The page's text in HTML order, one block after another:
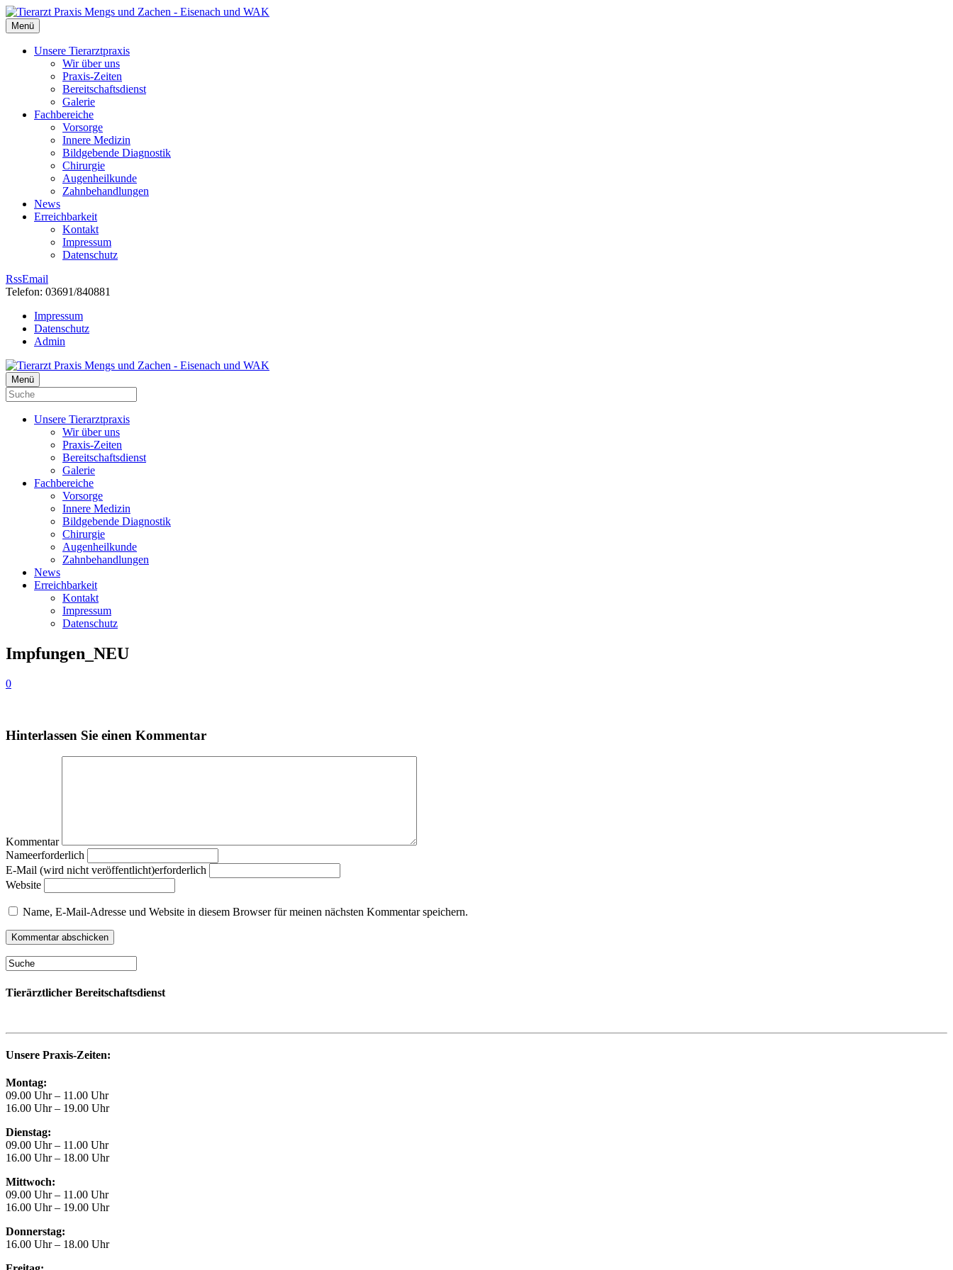
Menü
Unsere Tierarztpraxis
Wir über uns
Praxis-Zeiten
Bereitschaftsdienst
Galerie
Fachbereiche
Vorsorge
Innere Medizin
Bildgebende Diagnostik
Chirurgie
Augenheilkunde
Zahnbehandlungen
News
Erreichbarkeit
Kontakt
Impressum
Datenschutz
RssEmail
Telefon: 03691/840881
Impressum
Datenschutz
Admin
Menü
Unsere Tierarztpraxis
Wir über uns
Praxis-Zeiten
Bereitschaftsdienst
Galerie
Fachbereiche
Vorsorge
Innere Medizin
Bildgebende Diagnostik
Chirurgie
Augenheilkunde
Zahnbehandlungen
News
Erreichbarkeit
Kontakt
Impressum
Datenschutz
Impfungen_NEU
0
Hinterlassen Sie einen Kommentar
Kommentar
Nameerforderlich
E-Mail (wird nicht veröffentlicht)erforderlich
Website
Name, E-Mail-Adresse und Website in diesem Browser für meinen nächsten Kommentar speichern.
Tierärztlicher Bereitschaftsdienst
Unsere Praxis-Zeiten:
Montag:
09.00 Uhr – 11.00 Uhr
16.00 Uhr – 19.00 Uhr
Dienstag:
09.00 Uhr – 11.00 Uhr
16.00 Uhr – 18.00 Uhr
Mittwoch:
09.00 Uhr – 11.00 Uhr
16.00 Uhr – 19.00 Uhr
Donnerstag:
16.00 Uhr – 18.00 Uhr